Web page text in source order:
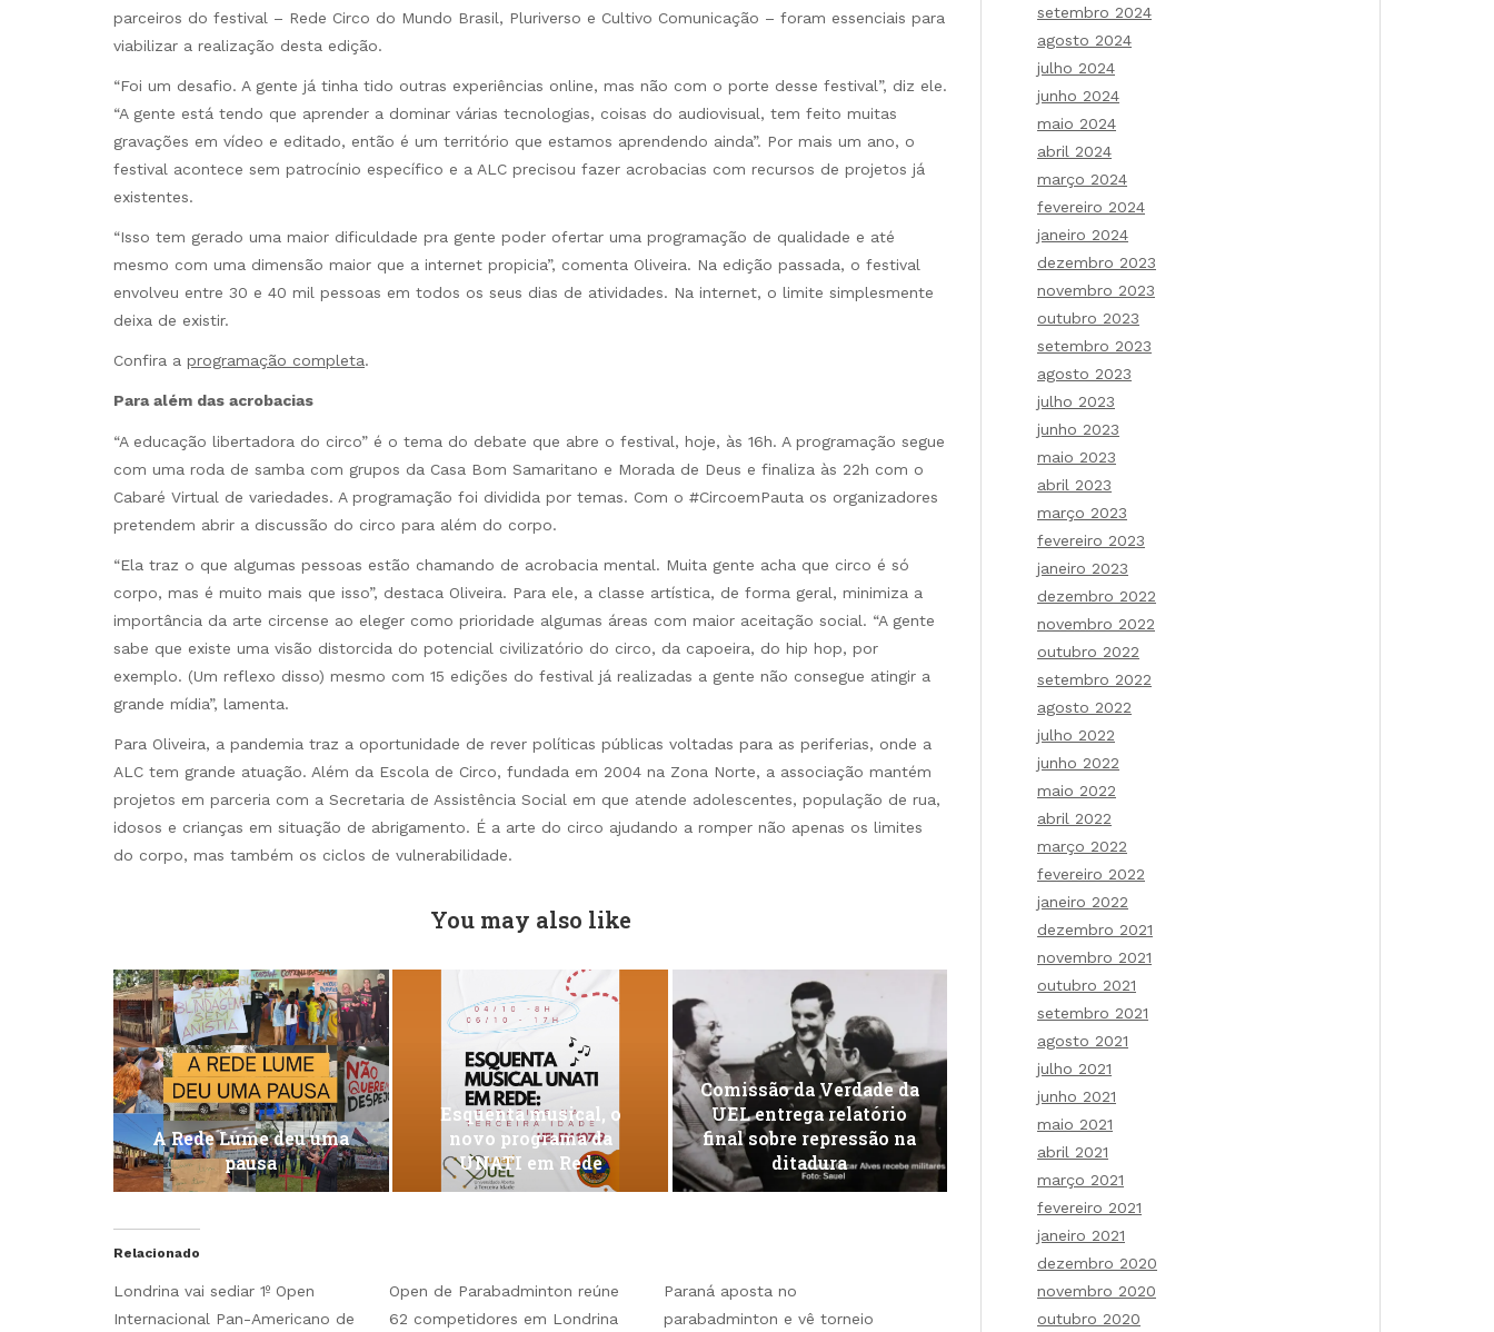
parceiros do festival – Rede Circo do Mundo Brasil, Pluriverso e Cultivo Comunicação – foram essenciais para
viabilizar a realização desta edição.
“Foi um desafio. A gente já tinha tido outras experiências online, mas não com o porte desse festival”, diz ele.
“A gente está tendo que aprender a dominar várias tecnologias, coisas do audiovisual, tem feito muitas
gravações em vídeo e editado, então é um território que estamos aprendendo ainda”. Por mais um ano, o
festival acontece sem patrocínio específico e a ALC precisou fazer acrobacias com recursos de projetos já
existentes.
“Isso tem gerado uma maior dificuldade pra gente poder ofertar uma programação de qualidade e até
mesmo com uma dimensão maior que a internet propicia”, comenta Oliveira. Na edição passada, o festival
envolveu entre 30 e 40 mil pessoas em todos os seus dias de atividades. Na internet, o limite simplesmente
deixa de existir.
Confira a programação completa.
Para além das acrobacias
“A educação libertadora do circo” é o tema do debate que abre o festival, hoje, às 16h. A programação segue
com uma roda de samba com grupos da Casa Bom Samaritano e Morada de Deus e finaliza às 22h com o
Cabaré Virtual de variedades. A programação foi dividida por temas. Com o #CircoemPauta os organizadores
pretendem abrir a discussão do circo para além do corpo.
“Ela traz o que algumas pessoas estão chamando de acrobacia mental. Muita gente acha que circo é só
corpo, mas é muito mais que isso”, destaca Oliveira. Para ele, a classe artística, de forma geral, minimiza a
importância da arte circense ao eleger como prioridade algumas áreas com maior aceitação social. “A gente
sabe que existe uma visão distorcida do potencial civilizatório do circo, da capoeira, do hip hop, por
exemplo. (Um reflexo disso) mesmo com 15 edições do festival já realizadas a gente não consegue atingir a
grande mídia”, lamenta.
Para Oliveira, a pandemia traz a oportunidade de rever políticas públicas voltadas para as periferias, onde a
ALC tem grande atuação. Além da Escola de Circo, fundada em 2004 na Zona Norte, a associação mantém
projetos em parceria com a Secretaria de Assistência Social em que atende adolescentes, população de rua,
idosos e crianças em situação de abrigamento. É a arte do circo ajudando a romper não apenas os limites
do corpo, mas também os ciclos de vulnerabilidade.
You may also like
A Rede Lume deu uma
pausa
Esquenta musical, o
novo programa da
UNATI em Rede
Comissão da Verdade da
UEL entrega relatório
final sobre repressão na
ditadura
Relacionado
Londrina vai sediar 1º Open
Internacional Pan-Americano de
Open de Parabadminton reúne
62 competidores em Londrina
Paraná aposta no
parabadminton e vê torneio
setembro 2024
agosto 2024
julho 2024
junho 2024
maio 2024
abril 2024
março 2024
fevereiro 2024
janeiro 2024
dezembro 2023
novembro 2023
outubro 2023
setembro 2023
agosto 2023
julho 2023
junho 2023
maio 2023
abril 2023
março 2023
fevereiro 2023
janeiro 2023
dezembro 2022
novembro 2022
outubro 2022
setembro 2022
agosto 2022
julho 2022
junho 2022
maio 2022
abril 2022
março 2022
fevereiro 2022
janeiro 2022
dezembro 2021
novembro 2021
outubro 2021
setembro 2021
agosto 2021
julho 2021
junho 2021
maio 2021
abril 2021
março 2021
fevereiro 2021
janeiro 2021
dezembro 2020
novembro 2020
outubro 2020